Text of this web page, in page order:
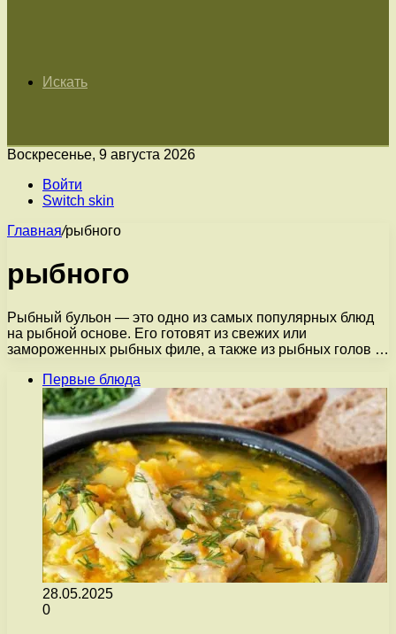
Искать
Воскресенье, 9 августа 2026
Войти
Switch skin
Главная/рыбного
рыбного
Рыбный бульон — это одно из самых популярных блюд
на рыбной основе. Его готовят из свежих или
замороженных рыбных филе, а также из рыбных голов …
Первые блюда
28.05.2025
0